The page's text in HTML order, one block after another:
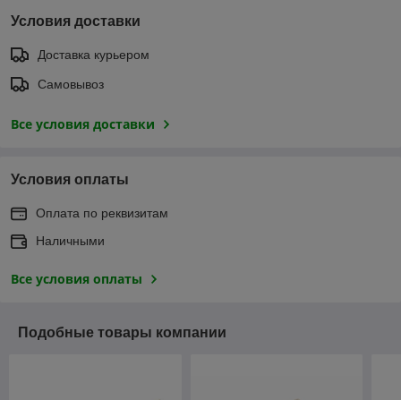
Условия доставки
Доставка курьером
Самовывоз
Все условия доставки
Условия оплаты
Оплата по реквизитам
Наличными
Все условия оплаты
Подобные товары компании